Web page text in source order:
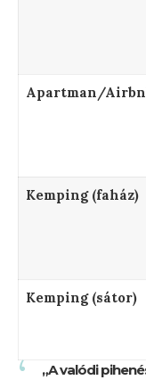
Apartman/
Kemping (faház)
Kemping (sátor)
„A valódi